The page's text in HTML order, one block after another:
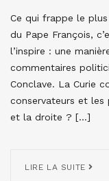
Ce qui frappe le
du Pape François,
l’inspire : une
commentaires
Conclave. La Curie
conservateurs et les
et la droite ? […]
LIRE LA SUITE